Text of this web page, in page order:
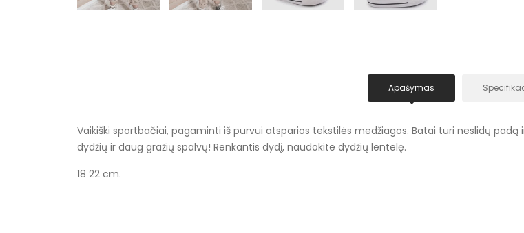
Apašymas
Vaikiški sportbačiai, pagaminti iš purvui atsparios tekstilės medžiagos. Batai turi neslidų
dydžių ir daug gražių spalvų! Renkantis dydį, naudokite dydžių lentelę.
18 22 cm.